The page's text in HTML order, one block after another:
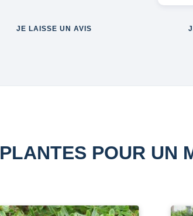
JE LAISSE UN AVIS
PLANTES POUR UN